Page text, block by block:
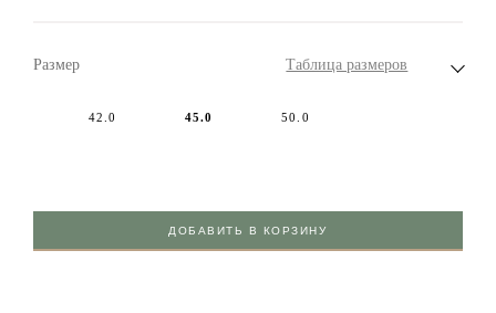
Размер Таблица размеров
42.0 45.0 50.0
ДОБАВИТЬ В КОРЗИНУ